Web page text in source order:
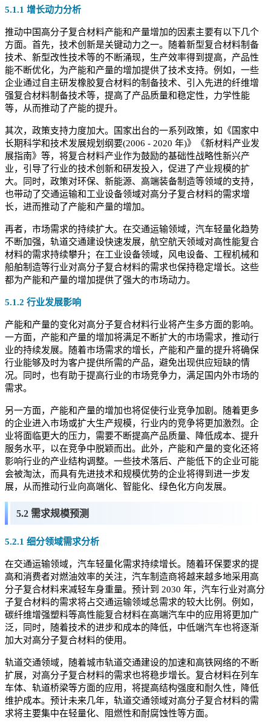
5.1.1 增长动力分析
推动中国高分子复合材料产能和产量增加的因素主要有以下几个
方面。首先，技术创新是关键动力之一。随着新型复合材料制备
技术、新型改性技术等的不断涌现，生产效率得到提高，产品性
能不断优化，为产能和产量的增加提供了技术支持。例如，一些
企业通过自主研发橡胶复合材料的制备技术、引入先进的纤维增
强复合材料制备技术等，提高了产品质量和稳定性，力学性能
等，从而推动了产能的提升。
其次，政策支持力度加大。国家出台的一系列政策，如《国家中
长期科学和技术发展规划纲要(2006 - 2020 年)》《新材料产业发
展指南》等，将复合材料产业作为鼓励的基础性战略性新兴产
业，引导了行业的技术创新和研发投入，促进了产业规模的扩
大。同时，政策对环保、新能源、高端装备制造等领域的支持，
也带动了交通运输和工业设备领域对高分子复合材料的需求增
长，进而推动了产能和产量的增加。
再者，市场需求的持续扩大。在交通运输领域，汽车轻量化趋势
不断加强，轨道交通建设快速发展，航空航天领域对高性能复合
材料的需求持续攀升；在工业设备领域，风电设备、工程机械和
船舶制造等行业对高分子复合材料的需求也保持稳定增长。这些
都为产能和产量的增加提供了强大的市场动力。
5.1.2 行业发展影响
产能和产量的变化对高分子复合材料行业将产生多方面的影响。
一方面，产能和产量的增加将满足不断扩大的市场需求，推动行
业的持续发展。随着市场需求的增长，产能和产量的提升将确保
行业能够及时为客户提供所需的产品，避免出现供应短缺的情
况。同时，也有助于提高行业的市场竞争力，满足国内外市场的
需求。
另一方面，产能和产量的增加也将促使行业竞争加剧。随着更多
的企业进入市场或扩大生产规模，行业内的竞争将更加激烈。企
业将面临更大的压力，需要不断提高产品质量、降低成本、提升
服务水平，以在竞争中脱颖而出。此外，产能和产量的变化还将
影响行业的产业结构调整。一些技术落后、产能低下的企业可能
会被淘汰，而具有先进技术和规模优势的企业将得到进一步发
展，从而推动行业向高端化、智能化、绿色化方向发展。
5.2 需求规模预测
5.2.1 细分领域需求分析
在交通运输领域，汽车轻量化需求持续增长。随着环保要求的提
高和消费者对燃油效率的关注，汽车制造商将越来越多地采用高
分子复合材料来减轻车身重量。预计到 2030 年，汽车行业对高分
子复合材料的需求将占交通运输领域总需求的较大比例。例如，
碳纤维增强塑料等高性能复合材料在高端汽车中的应用将更加广
泛，同时，随着技术的进步和成本的降低，中低端汽车也将逐渐
加大对高分子复合材料的使用。
轨道交通领域，随着城市轨道交通建设的加速和高铁网络的不断
扩展，对高分子复合材料的需求也将稳步增长。复合材料在列车
车体、轨道桥梁等方面的应用，将提高结构强度和耐久性，降低
维护成本。预计未来几年，轨道交通领域对高分子复合材料的需
求将主要集中在轻量化、阻燃性和耐腐蚀性等方面。